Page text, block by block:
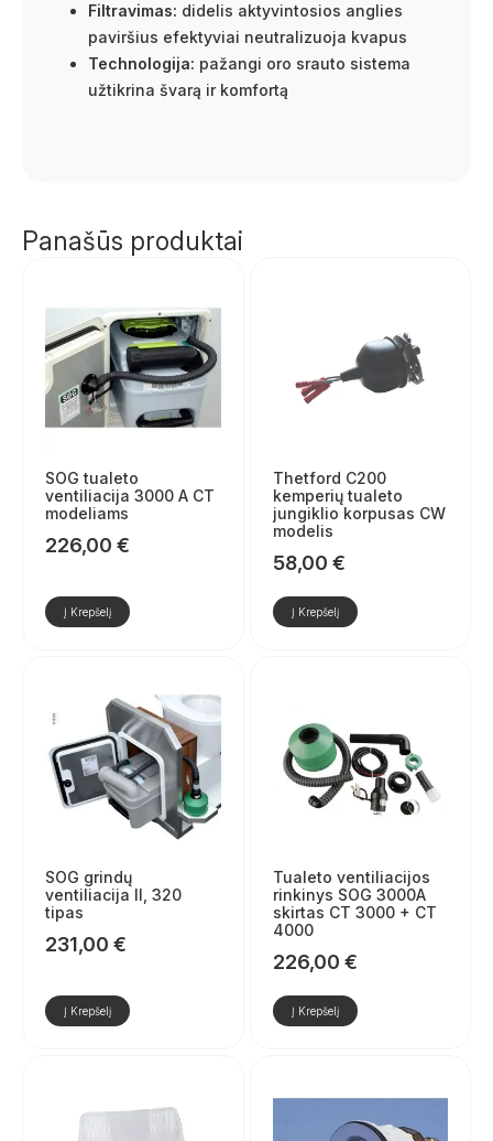
Filtravimas: didelis aktyvintosios anglies
paviršius efektyviai neutralizuoja kvapus
Technologija: pažangi oro srauto sistema
užtikrina švarą ir komfortą
Panašūs produktai
SOG tualeto
ventiliacija 3000 A CT
modeliams
226,00 €
Į Krepšelį
Thetford C200
kemperių tualeto
jungiklio korpusas CW
modelis
58,00 €
Į Krepšelį
SOG grindų
ventiliacija II, 320
tipas
231,00 €
Į Krepšelį
Tualeto ventiliacijos
rinkinys SOG 3000A
skirtas CT 3000 + CT
4000
226,00 €
Į Krepšelį